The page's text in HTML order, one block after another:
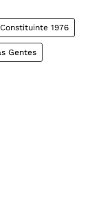
1976
Gentes